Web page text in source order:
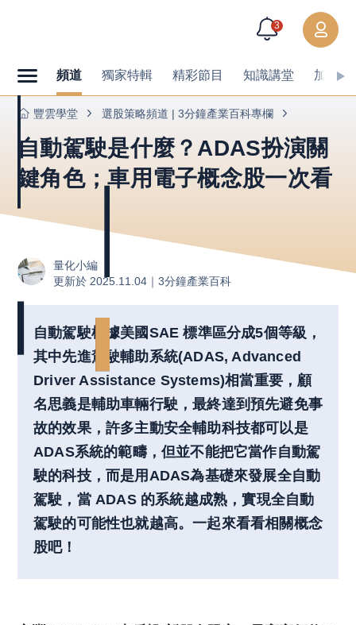
3
頻道 獨家特輯 精彩節目 知識講堂 加值內
豐雲學堂 選股策略頻道 | 3分鐘產業百科專欄
自動駕駛是什麼？ADAS扮演關
鍵角色；車用電子概念股一次看
量化小編
更新於 2025.11.04｜ 3分鐘產業百科
自動駕駛根據美國SAE 標準區分成5個等級，
其中先進駕駛輔助系統(ADAS, Advanced
Driver Assistance Systems)相當重要，顧
名思義是輔助車輛行駛，最終達到預先避免事
故的效果，許多主動安全輔助科技都可以是
ADAS系統的範疇，但並不能把它當作自動駕
駛的科技，而是用ADAS為基礎來發展全自動
駕駛，當 ADAS 的系統越成熟，實現全自動
駕駛的可能性也就越高。一起來看看相關概念
股吧！